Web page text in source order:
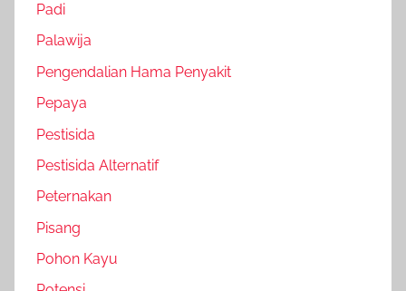
Padi
Palawija
Pengendalian Hama Penyakit
Pepaya
Pestisida
Pestisida Alternatif
Peternakan
Pisang
Pohon Kayu